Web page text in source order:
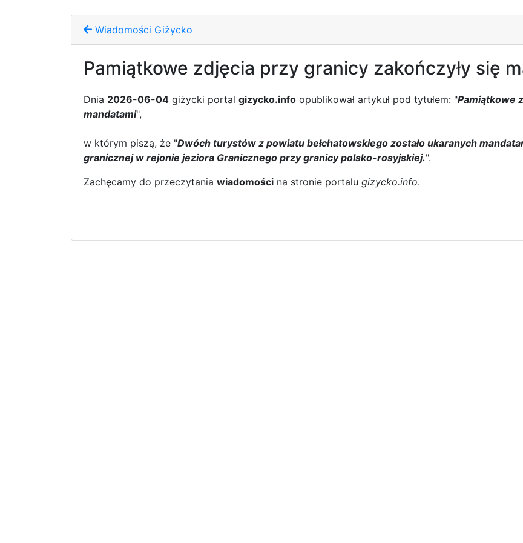
Wiadomości Giżycko
Pamiątkowe zdjęcia przy granicy zakończyły się
Dnia 2026-06-04 giżycki portal gizycko.info opublikował artykuł pod tytułem: "Pamiątkowe
mandatami",
w którym piszą, że "Dwóch turystów z powiatu bełchatowskiego zostało ukaranych
granicznej w rejonie jeziora Granicznego przy granicy polsko-rosyjskiej.".
Zachęcamy do przeczytania wiadomości na stronie portalu gizycko.info.